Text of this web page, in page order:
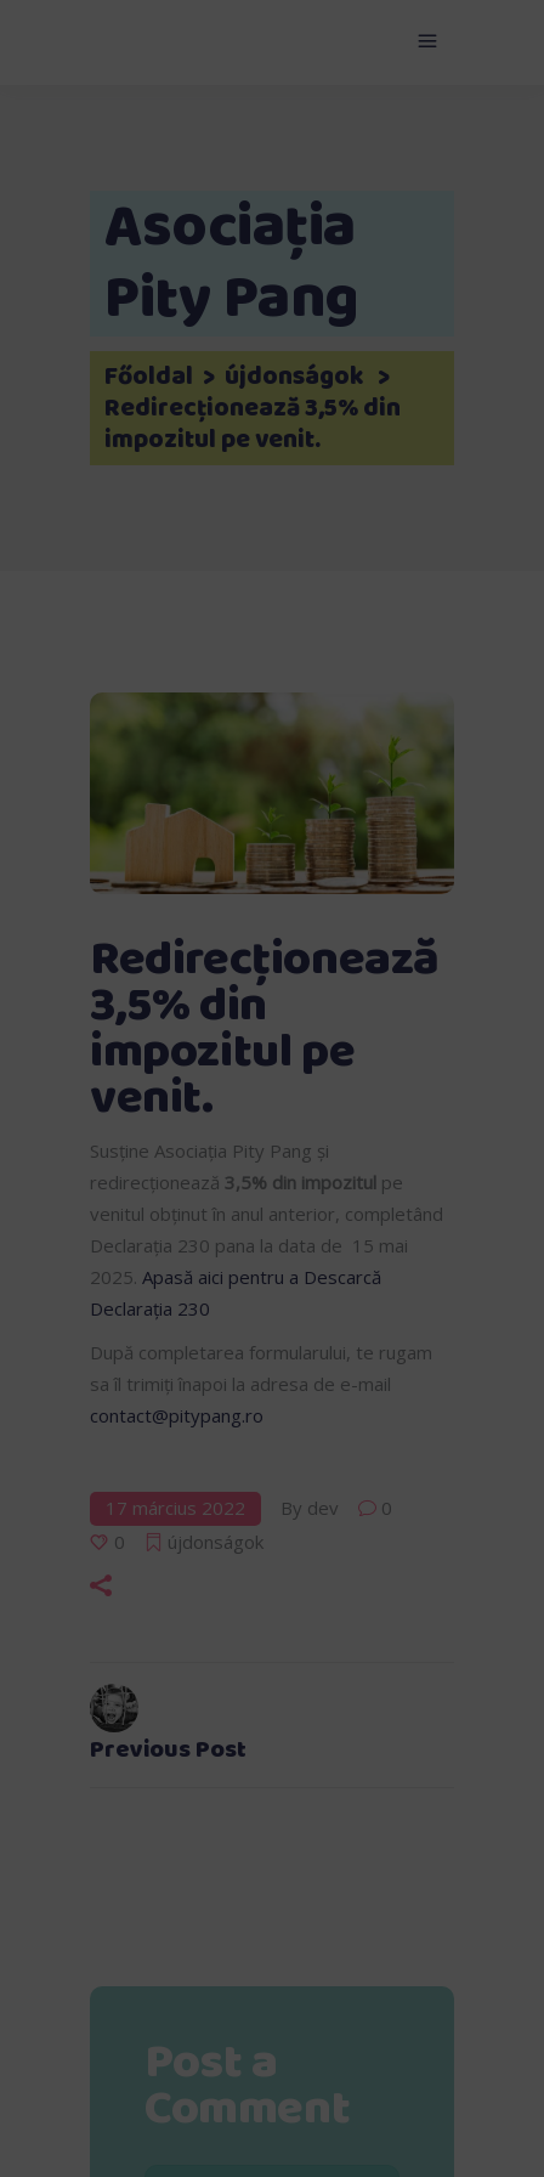
Asociația
Pity Pang
Főoldal > újdonságok >
Redirecționează 3,5% din
impozitul pe venit.
Redirecționează
3,5% din
impozitul pe
venit.
Susține Asociația Pity Pang și
redirecționează 3,5% din impozitul pe
venitul obținut în anul anterior, completând
Declarația 230 pana la data de 15 mai
2025. Apasă aici pentru a Descarcă
Declarația 230
După completarea formularului, te rugam
sa îl trimiți înapoi la adresa de e-mail
contact@pitypang.ro
17 március 2022 By dev
0
0
újdonságok
Previous Post
Post a
Comment